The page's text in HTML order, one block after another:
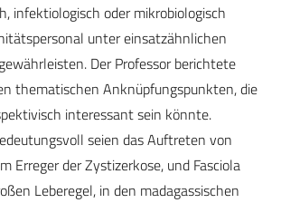
infektiologisch oder mikrobiologisch
unter einsatzähnlichen
Der Professor berichtete
thematischen Anknüpfungspunkten, die
interessant sein könnte.
seien das Auftreten von
Erreger der Zystizerkose, und Fasciola
Leberegel, in den madagassischen